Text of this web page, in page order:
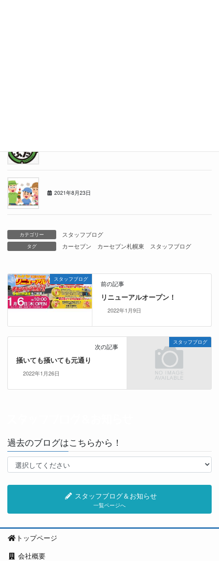
2021年8月23日
カテゴリー スタッフブログ
タグ カーセブン カーセブン札幌東 スタッフブログ
スタッフブログ
前の記事
リニューアルオープン！
2022年1月9日
スタッフブログ
次の記事
掻いても掻いても元通り
2022年1月26日
過去のブログはこちらから！
スタッフブログ＆お知らせ
一覧ページへ
トップページ
会社概要